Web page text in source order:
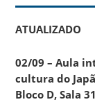
ATUALIZADO
02/09 – Aula
cultura do
Bloco D, Sala